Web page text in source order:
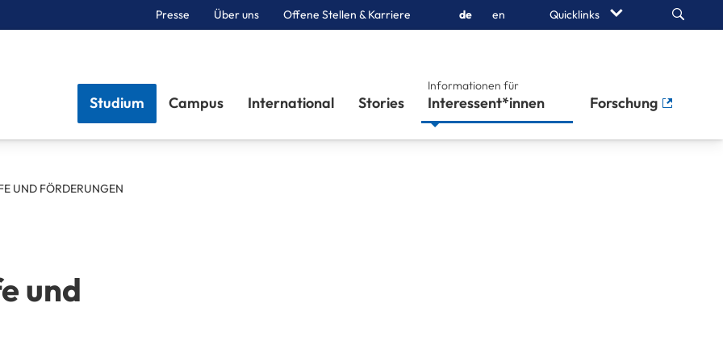
Presse Über uns Offene Stellen & Karriere de en Quicklinks Search
Studium Campus International Stories
Informationen für
Interessent*innen Forschung
UND FÖRDERUNGEN
und